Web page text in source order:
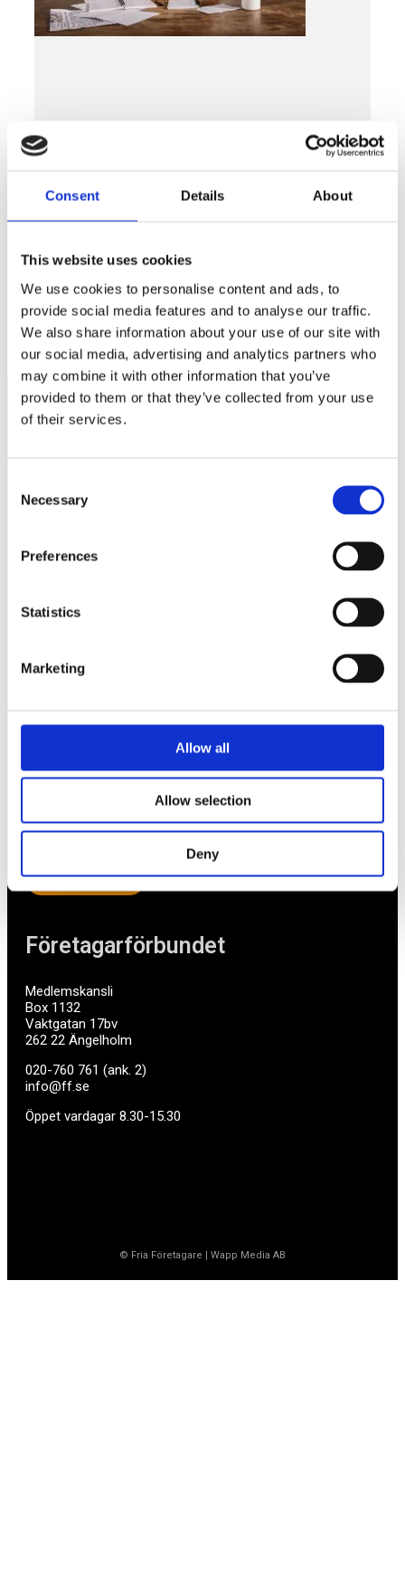
Consent Details About
This website uses cookies
We use cookies to personalise content and ads, to
provide social media features and to analyse our traffic.
We also share information about your use of our site with
our social media, advertising and analytics partners who
may combine it with other information that you’ve
provided to them or that they’ve collected from your use
of their services.
Selection
Necessary
Preferences
Statistics
Marketing
Allow all
Allow selection
Deny
Coronakrisen
Elpriser och ökad smittspridning oroar
företagare
LÄS MER »
DECEMBER 6, 2021
Företagarförbundet
Medlemskansli
Box 1132
Vaktgatan 17bv
262 22 Ängelholm
020-760 761 (ank. 2)
info@ff.se
Öppet vardagar 8.30-15.30
Ett medlemskap späckat med småföretagaranpassade
inköpsavdelning, rådgivning, försäkringspaket och
mycket mer. Vi fokuserar på soloföretagare och små
småföretagare och vet hur verkligheten ser ut.
BLI MEDLEM
Försäkringar
© Fria Företagare Wapp Media AB